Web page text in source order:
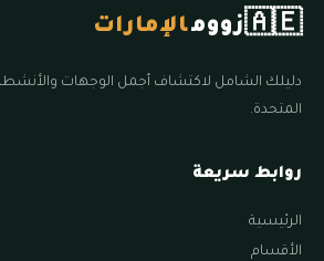
🇦🇪زوومالإمارات
دليلك الشامل لاكتشاف أجمل الوجهات والأنشطة
المتحدة.
روابط سريعة
الرئيسية
الأقسام